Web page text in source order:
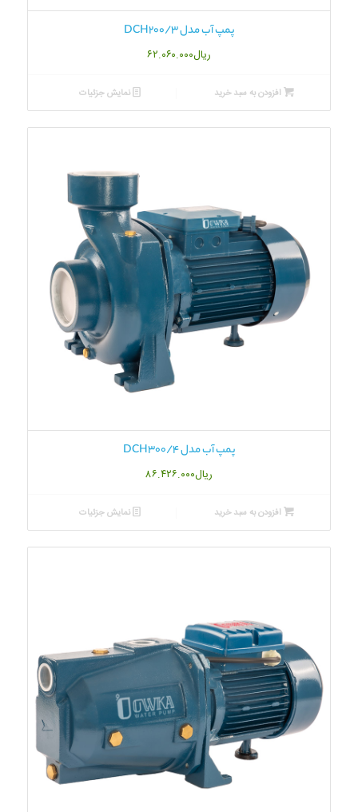
پمپ آب مدل 3/DCH200
ریال۶۲.۰۶۰.۰۰۰
افزودن به سبد خرید نمایش جزئیات
پمپ آب مدل 4/DCH300
ریال۸۶.۴۲۶.۰۰۰
افزودن به سبد خرید نمایش جزئیات